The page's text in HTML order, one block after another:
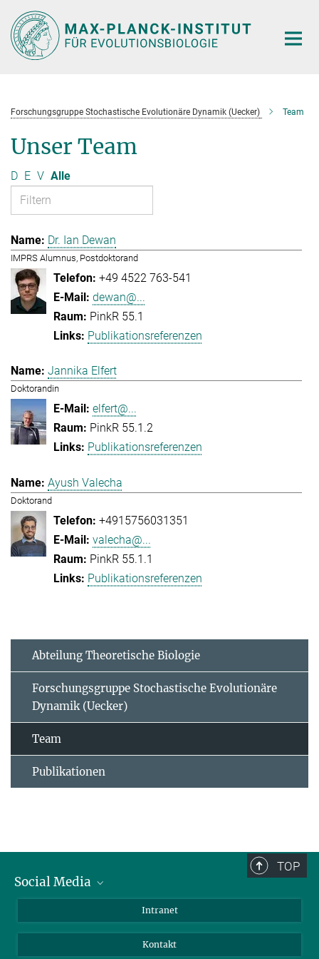
Hauptinhalt
Forschungsgruppe Stochastische Evolutionäre Dynamik (Uecker) Team
Unser Team
D E V Alle
Dr. Ian Dewan
IMPRS Alumnus, Postdoktorand
+49 4522 763-541
dewan@...
PinkR 55.1
Publikationsreferenzen
Jannika Elfert
Doktorandin
elfert@...
PinkR 55.1.2
Publikationsreferenzen
Ayush Valecha
Doktorand
+4915756031351
valecha@...
PinkR 55.1.1
Publikationsreferenzen
Abteilung Theoretische Biologie
Forschungsgruppe Stochastische Evolutionäre
Dynamik (Uecker)
Team
Publikationen
TOP
Social Media
Intranet
Kontakt